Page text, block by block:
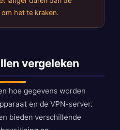
het te kraken.
vergeleken
hoe gegevens worden
en de VPN-server.
bieden verschillende